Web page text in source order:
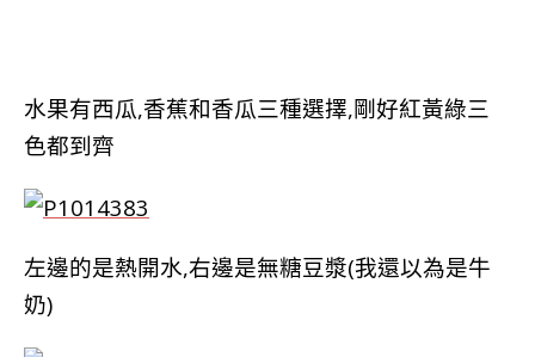
水果有西瓜,香蕉和香瓜三種選擇,剛好紅黃綠三
色都到齊
左邊的是熱開水,右邊是無糖豆漿(我還以為是牛
奶)